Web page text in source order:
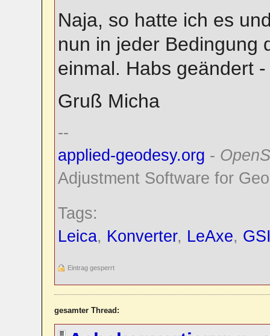
Naja, so hatte ich es
nun in jeder Bedingung
einmal. Habs geändert
Gruß Micha
--
applied-geodesy.org -
Adjustment Software for
Tags:
Leica, Konverter, LeAxe,
Eintrag gesperrt
gesamter Thread: